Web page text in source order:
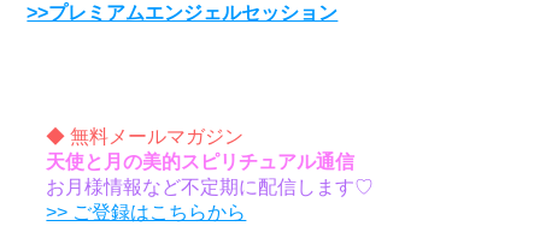
>>プレミアムエンジェルセッション
◆ 無料メールマガジン
天使と月の美的スピリチュアル通信
お月様情報など不定期に配信します♡
>> ご登録はこちらから